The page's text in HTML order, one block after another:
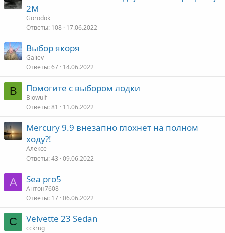
2М
Gorodok
Ответы 108 17.06.2022
Выбор якоря
Galiev
Ответы 67 14.06.2022
B Помогите с выбором лодки
Biowulf
Ответы 81 11.06.2022
Mercury 9.9 внезапно глохнет на полном
ходу?!
Алексе
Ответы 43 09.06.2022
А Sea pro5
Антон7608
Ответы 17 06.06.2022
C Velvette 23 Sedan
cckrug